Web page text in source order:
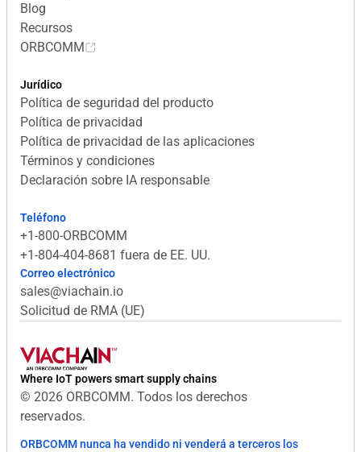
Blog
Recursos
ORBCOMM
Jurídico
Política de seguridad del producto
Política de privacidad
Política de privacidad de las aplicaciones
Términos y condiciones
Declaración sobre IA responsable
Teléfono
+1-800-ORBCOMM
+1-804-404-8681 fuera de EE. UU.
Correo electrónico
sales@viachain.io
Solicitud de RMA (UE)
Where IoT powers smart supply chains
© 2026 ORBCOMM. Todos los derechos
reservados.
ORBCOMM nunca ha vendido ni venderá a terceros los